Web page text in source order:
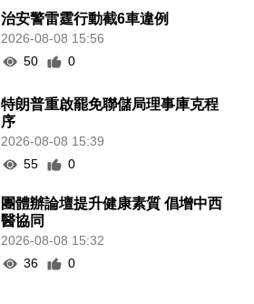
治安警雷霆行動截6車違例
2026-08-08 15:56
50
0
特朗普重啟罷免聯儲局理事庫克程
序
2026-08-08 15:39
55
0
團體辦論壇提升健康素質 倡增中西
醫協同
2026-08-08 15:32
36
0